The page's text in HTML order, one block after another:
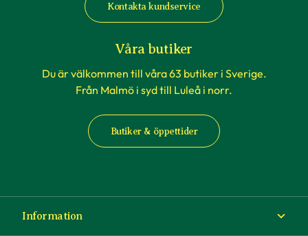
Kontakta kundservice
Våra butiker
Du är välkommen till våra 63 butiker i Sverige.
Från Malmö i syd till Luleå i norr.
Butiker & öppettider
Information